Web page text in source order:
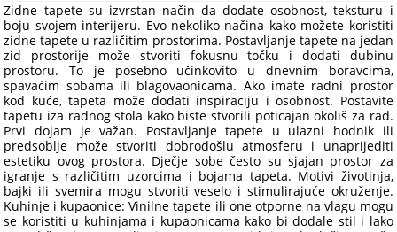
Zidne tapete su izvrstan način da dodate osobnost, teksturu i
boju svojem interijeru. Evo nekoliko načina kako možete koristiti
zidne tapete u različitim prostorima. Postavljanje tapete na jedan
zid prostorije može stvoriti fokusnu točku i dodati dubinu
prostoru. To je posebno učinkovito u dnevnim boravcima,
spavaćim sobama ili blagovaonicama. Ako imate radni prostor
kod kuće, tapeta može dodati inspiraciju i osobnost. Postavite
tapetu iza radnog stola kako biste stvorili poticajan okoliš za rad.
Prvi dojam je važan. Postavljanje tapete u ulazni hodnik ili
predsoblje može stvoriti dobrodošlu atmosferu i unaprijediti
estetiku ovog prostora. Dječje sobe često su sjajan prostor za
igranje s različitim uzorcima i bojama tapeta. Motivi životinja,
bajki ili svemira mogu stvoriti veselo i stimulirajuće okruženje.
Kuhinje i kupaonice: Vinilne tapete ili one otporne na vlagu mogu
se koristiti u kuhinjama i kupaonicama kako bi dodale stil i lako